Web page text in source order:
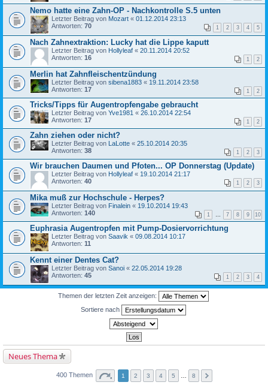
Nemo hatte eine Zahn-OP - Nachkontrolle S.5 unten
Letzter Beitrag von Mozart « 01.12.2014 23:13
Antworten: 70 1 2 3 4 5
Nach Zahnextraktion: Lucky hat die Lippe kaputt
Letzter Beitrag von Hollyleaf « 20.11.2014 20:52
Antworten: 16 1 2
Merlin hat Zahnfleischentzündung
Letzter Beitrag von sibena1883 « 19.11.2014 23:58
Antworten: 17 1 2
Tricks/Tipps für Augentropfengabe gebraucht
Letzter Beitrag von Yve1981 « 26.10.2014 22:54
Antworten: 17 1 2
Zahn ziehen oder nicht?
Letzter Beitrag von LaLotte « 25.10.2014 20:35
Antworten: 38 1 2 3
Wir brauchen Daumen und Pfoten... OP Donnerstag (Update)
Letzter Beitrag von Hollyleaf « 19.10.2014 21:17
Antworten: 40 1 2 3
Mika muß zur Hochschule - Herpes?
Letzter Beitrag von Finalein « 19.10.2014 19:43
Antworten: 140 1 … 7 8 9 10
Euphrasia Augentropfen mit Pump-Dosiervorrichtung
Letzter Beitrag von Saavik « 09.08.2014 10:17
Antworten: 11
Kennt einer Dentes Cat?
Letzter Beitrag von Sanoi « 22.05.2014 19:28
Antworten: 45 1 2 3 4
Themen der letzten Zeit anzeigen:
Sortiere nach
Neues Thema
400 Themen 1 2 3 4 5 8